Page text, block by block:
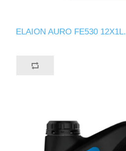
ELAION AURO FE530 12X1L.